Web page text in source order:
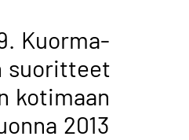
Kuorma-
suoritteet
kotimaan
2013